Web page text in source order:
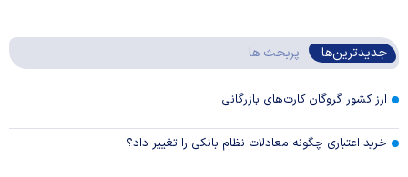
جدیدترین‌ها پربحث ها
ارز کشور گروگان کارت‌های بازرگانی
خرید اعتباری چگونه معادلات نظام بانکی را تغییر داد؟